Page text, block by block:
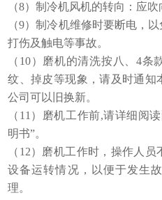
（8）制冷机风机的转向：应吹
（9）制冷机维修时要断电，
打伤及触电等事故。
（10）磨机的清洗按八、4
纹、掉皮等现象，请及时通知
公司可以旧换新。
（11）磨机工作前,请详细阅
明书”。
（12）磨机工作时，操作人
设备运转情况，以便于发生
理。